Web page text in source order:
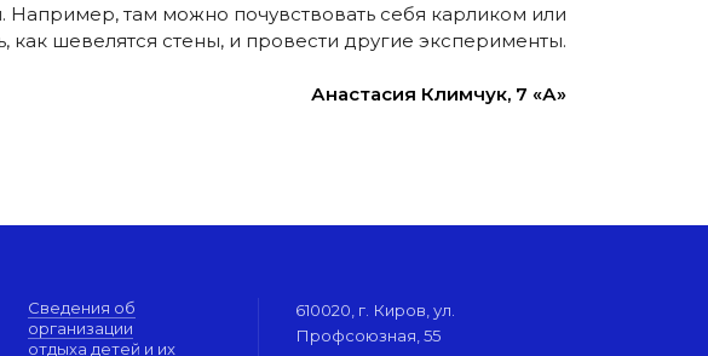
Например, там можно почувствовать себя карликом или
как шевелятся стены, и провести другие эксперименты.
Анастасия Климчук, 7 «А»
Сведения об
организации
отдыха детей и их
610020, г. Киров, ул.
Профсоюзная, 55